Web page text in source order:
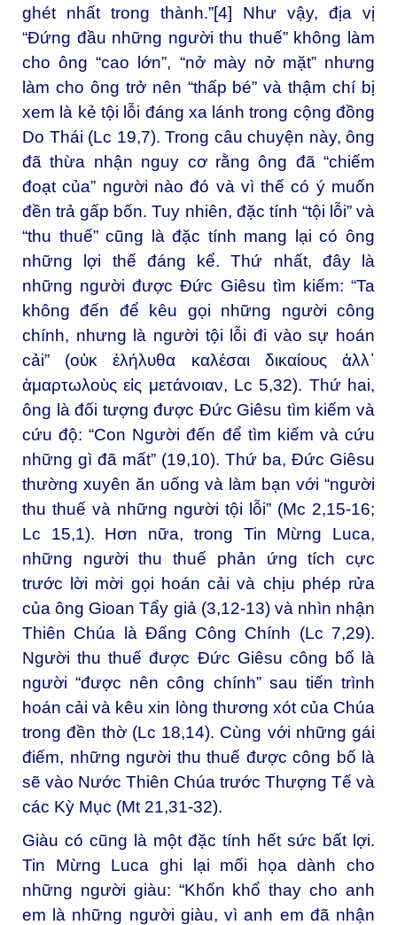
ghét nhất trong thành.”[4] Như vậy, địa vị
“Đứng đầu những người thu thuế” không làm
cho ông “cao lớn”, “nở mày nở mặt” nhưng
làm cho ông trở nên “thấp bé” và thậm chí bị
xem là kẻ tội lỗi đáng xa lánh trong cộng đồng
Do Thái (Lc 19,7). Trong câu chuyện này, ông
đã thừa nhận nguy cơ rằng ông đã “chiếm
đoạt của” người nào đó và vì thế có ý muốn
đền trả gấp bốn. Tuy nhiên, đặc tính “tội lỗi” và
“thu thuế” cũng là đặc tính mang lại có ông
những lợi thế đáng kể. Thứ nhất, đây là
những người được Đức Giêsu tìm kiếm: “Ta
không đến để kêu gọi những người công
chính, nhưng là người tội lỗi đi vào sự hoán
cải” (οὐκ ἐλήλυθα καλέσαι δικαίους ἀλλ᾽
ἁμαρτωλοὺς εἰς μετάνοιαν, Lc 5,32). Thứ hai,
ông là đối tượng được Đức Giêsu tìm kiếm và
cứu độ: “Con Người đến để tìm kiếm và cứu
những gì đã mất” (19,10). Thứ ba, Đức Giêsu
thường xuyên ăn uống và làm bạn với “người
thu thuế và những người tội lỗi” (Mc 2,15-16;
Lc 15,1). Hơn nữa, trong Tin Mừng Luca,
những người thu thuế phản ứng tích cực
trước lời mời gọi hoán cải và chịu phép rửa
của ông Gioan Tẩy giả (3,12-13) và nhìn nhận
Thiên Chúa là Đấng Công Chính (Lc 7,29).
Người thu thuế được Đức Giêsu công bố là
người “được nên công chính” sau tiến trình
hoán cải và kêu xin lòng thương xót của Chúa
trong đền thờ (Lc 18,14). Cùng với những gái
điếm, những người thu thuế được công bố là
sẽ vào Nước Thiên Chúa trước Thượng Tế và
các Kỳ Mục (Mt 21,31-32).
Giàu có cũng là một đặc tính hết sức bất lợi.
Tin Mừng Luca ghi lại mối họa dành cho
những người giàu: “Khốn khổ thay cho anh
em là những người giàu, vì anh em đã nhận